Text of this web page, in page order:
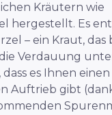
Kräutern wie
hergestellt. Es
– ein Kraut, das
Verdauung
dass es Ihnen einen
Auftrieb gibt